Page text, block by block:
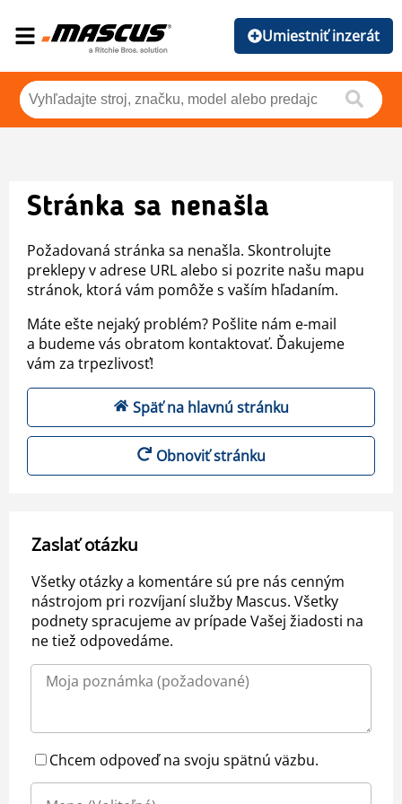
Umiestniť inzerát
Stránka sa nenašla
Požadovaná stránka sa nenašla. Skontrolujte
preklepy v adrese URL alebo si pozrite našu mapu
stránok, ktorá vám pomôže s vaším hľadaním.
Máte ešte nejaký problém? Pošlite nám e-mail
a budeme vás obratom kontaktovať. Ďakujeme
vám za trpezlivosť!
Späť na hlavnú stránku
Obnoviť stránku
Zaslať otázku
Všetky otázky a komentáre sú pre nás cenným
nástrojom pri rozvíjaní služby Mascus. Všetky
podnety spracujeme av prípade Vašej žiadosti na
ne tiež odpovedáme.
Chcem odpoveď na svoju spätnú väzbu.